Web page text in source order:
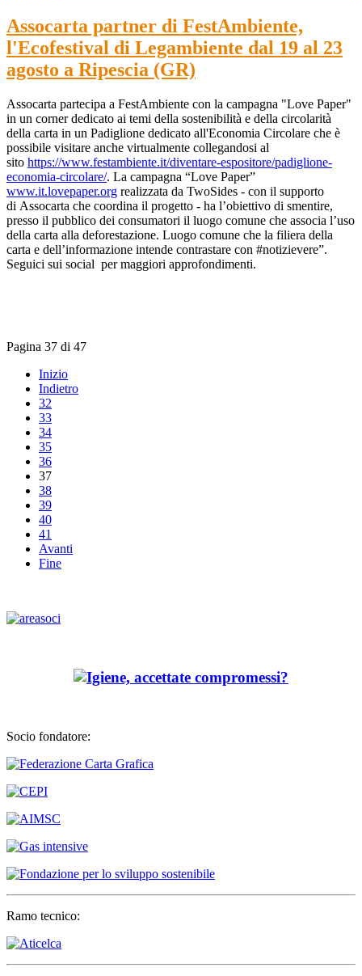
Assocarta partner di FestAmbiente,
l'Ecofestival di Legambiente dal 19 al 23
agosto a Ripescia (GR)
Assocarta partecipa a FestAmbiente con la campagna "Love Paper"
in un corner dedicato ai temi della sostenibilità e della circolarità
della carta in un Padiglione dedicato all'Economia Circolare che è
possibile visitare anche virtualmente collegandosi al
sito https://www.festambiente.it/diventare-espositore/padiglione-
economia-circolare/. La campagna “Love Paper”
www.it.lovepaper.org realizzata da TwoSides - con il supporto
di Assocarta che coordina il progetto - ha l’obiettivo di smentire,
presso il pubblico dei consumatori il luogo comune che associa l’uso
della carta alla deforestazione. Luogo comune che la filiera della
carta e dell’informazione intende contrastare con #notizievere”.
Seguici sui social per maggiori approfondimenti.
Pagina 37 di 47
Inizio
Indietro
32
33
34
35
36
37
38
39
40
41
Avanti
Fine
Socio fondatore:
Ramo tecnico: